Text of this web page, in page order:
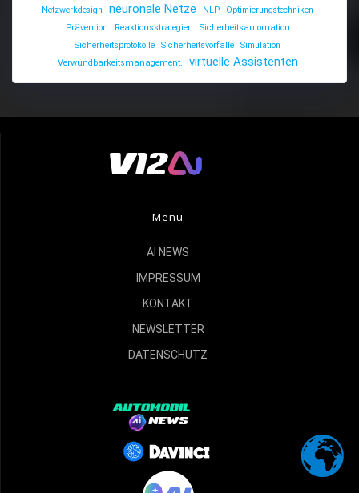
Netzwerkdesign
neuronale Netze NLP
Optimierungstechniken
Prävention
Reaktionsstrategien
Sicherheitsautomation
Sicherheitsprotokolle
Sicherheitsvorfälle
Simulation
Verwundbarkeitsmanagement.
virtuelle Assistenten
Menu
AI NEWS
IMPRESSUM
KONTAKT
NEWSLETTER
DATENSCHUTZ